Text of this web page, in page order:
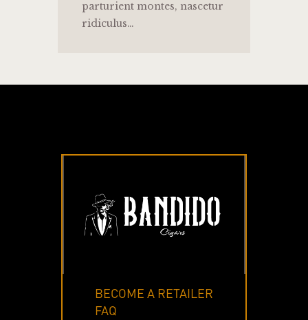
parturient montes, nascetur
ridiculus…
BECOME A RETAILER
FAQ